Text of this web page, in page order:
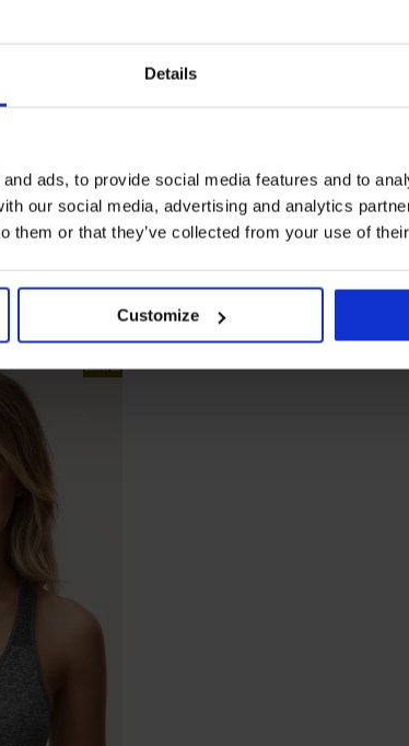
Details
ads, to provide social media features and to
our social media, advertising and analytics
them or that they’ve collected from your use of
Customize
LIMITED